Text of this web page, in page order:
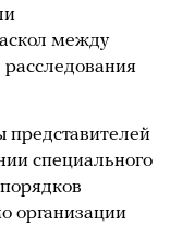
между
специального
организации